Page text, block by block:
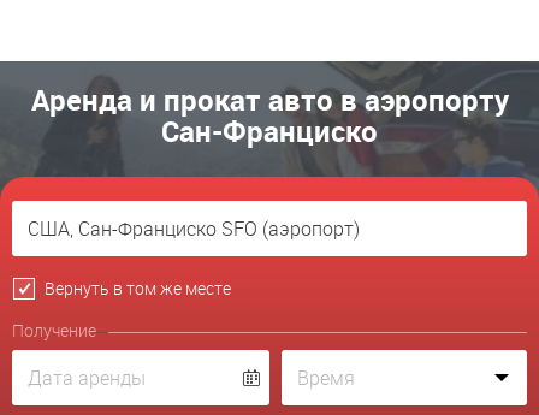
Аренда и прокат авто в аэропорту
Сан-Франциско
Вернуть в том же месте
Получение